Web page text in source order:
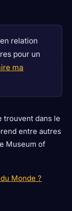
relation
pour un
ma
trouvent dans le
entre autres
Museum of
Monde ?